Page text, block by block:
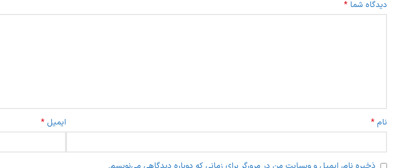
دیدگاه شما *
نام * ایمیل *